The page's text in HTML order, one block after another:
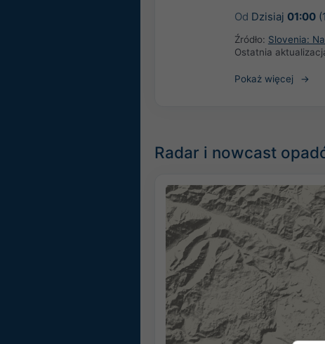
Od Dzisiaj 01:00
Źródło: Slovenia:
Ostatnia
Pokaż więcej
Radar i nowcast